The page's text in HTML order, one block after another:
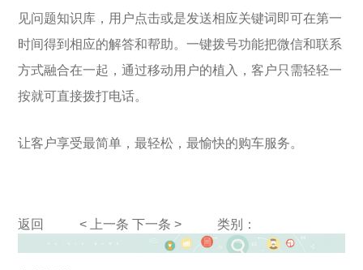
见问题知识库，用户点击或是发送相应关键词即可在第一
时间得到相应的解答和帮助。一键拨号功能把微信和联系
方式融合在一起，通过移动用户的植入，客户只需轻轻一
按就可直接拨打电话。
让客户享受最简单，最轻松，最愉快的购车服务。
返回 < 上一条 下一条 > 类别：